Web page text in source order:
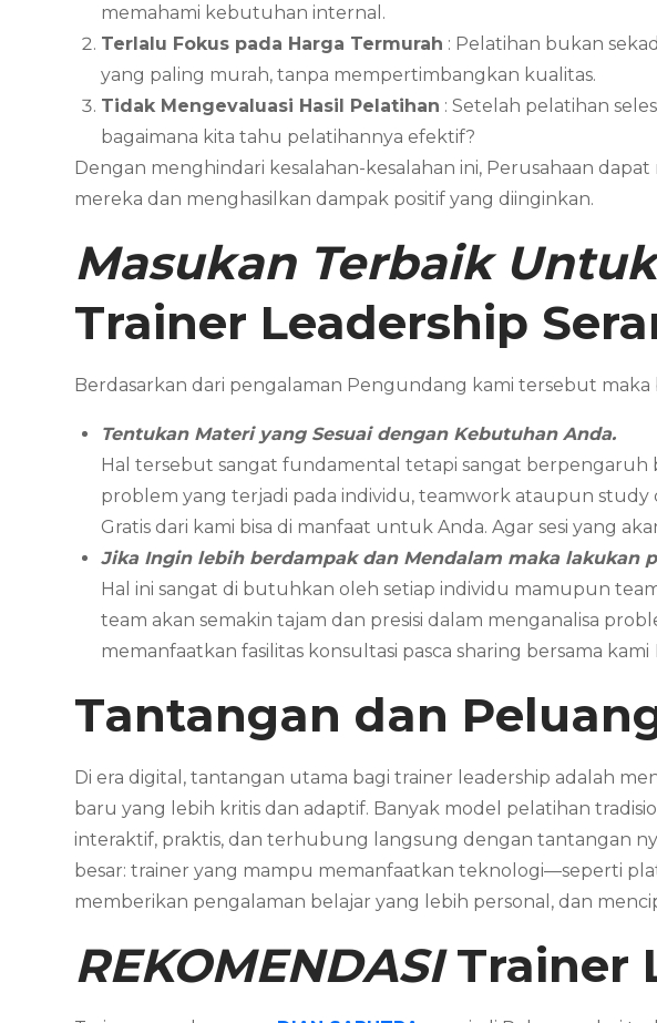
memahami kebutuhan internal.
Terlalu Fokus pada Harga Termurah : Pelatihan bukan
yang paling murah, tanpa mempertimbangkan kualitas.
Tidak Mengevaluasi Hasil Pelatihan : Setelah pelatihan
bagaimana kita tahu pelatihannya efektif?
Dengan menghindari kesalahan-kesalahan ini, Perusahaan
mereka dan menghasilkan dampak positif yang diinginkan.
Masukan Terbaik
Trainer Leadership
Berdasarkan dari pengalaman Pengundang kami tersebut
Tentukan Materi yang Sesuai dengan Kebutuhan Anda.
Hal tersebut sangat fundamental tetapi sangat berpengaruh
problem yang terjadi pada individu, teamwork ataupun study
Gratis dari kami bisa di manfaat untuk Anda. Agar sesi yang
Jika Ingin lebih berdampak dan Mendalam maka lakukan
Hal ini sangat di butuhkan oleh setiap individu mamupun
team akan semakin tajam dan presisi dalam menganalisa
memanfaatkan fasilitas konsultasi pasca sharing bersama kami
Tantangan dan
Di era digital, tantangan utama bagi trainer leadership adalah
baru yang lebih kritis dan adaptif. Banyak model pelatihan
interaktif, praktis, dan terhubung langsung dengan tantangan
besar: trainer yang mampu memanfaatkan teknologi—seperti
memberikan pengalaman belajar yang lebih personal, dan
REKOMENDASITrainer